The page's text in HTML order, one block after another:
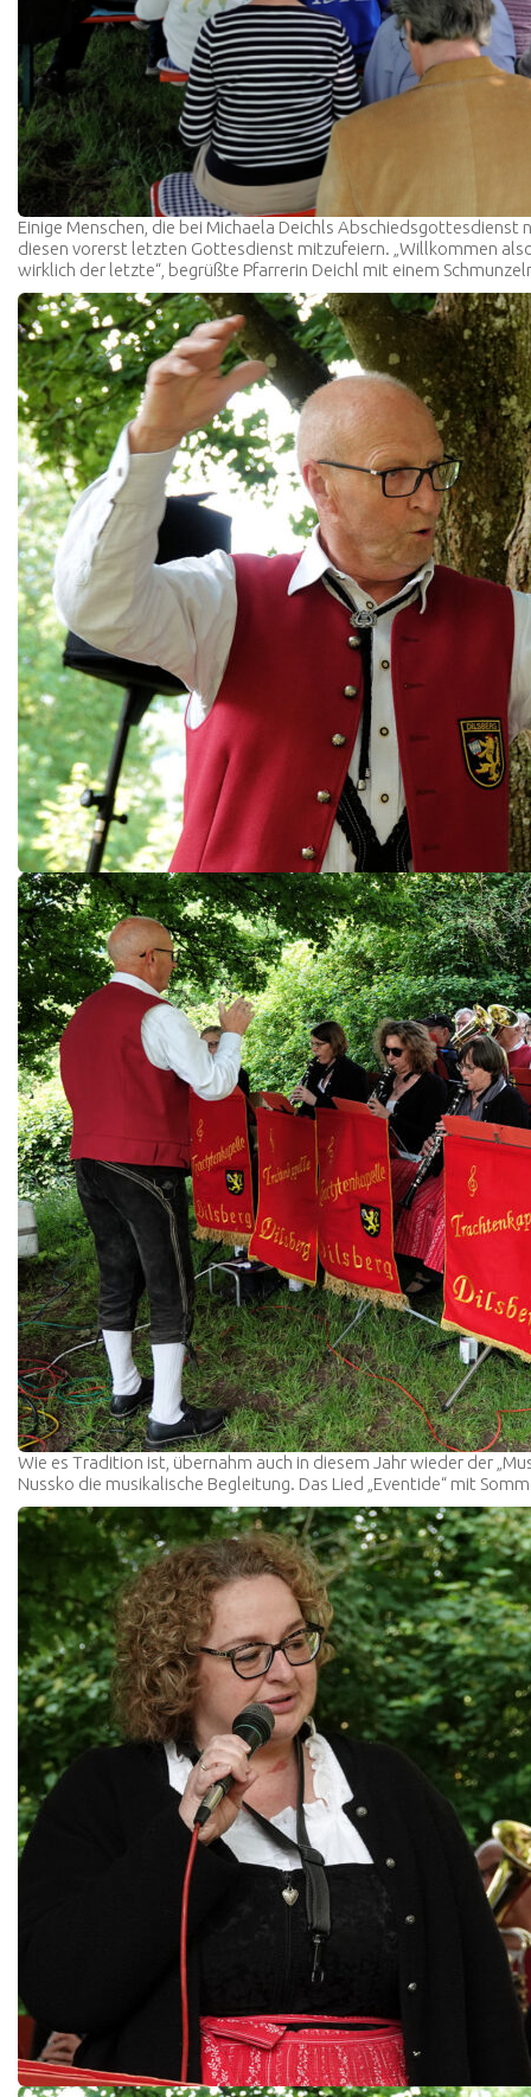
Einige Menschen, die bei Michaela Deichls
diesen vorerst letzten Gottesdienst mitzufeiern. „Willkommen
wirklich der letzte“, begrüßte Pfarrerin Deichl mit einem
Wie es Tradition ist, übernahm auch in diesem Jahr wieder der
Nussko die musikalische Begleitung. Das Lied „Eventide“ mit